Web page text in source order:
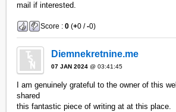
mail if interested.
Score :0 (+0 /-0)
Diemnekretnine.me
07 JAN 2024 @ 03:41:45
I am genuinely grateful to the owner of this
shared
this fantastic piece of writing at at this place.